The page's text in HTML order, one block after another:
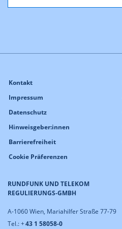
RUNDFUNK UND TELEKOM
REGULIERUNGS-GMBH
A-1060 Wien, Mariahilfer Straße 77-79
Tel.: +43 1 58058-0
Kontakt
Impressum
Datenschutz
Hinweisgeber:innen
Barrierefreiheit
Cookie Präferenzen